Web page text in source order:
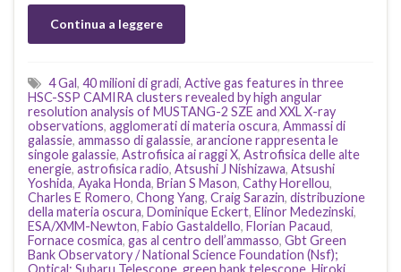
Continua a leggere
4 Gal, 40 milioni di gradi, Active gas features in three
HSC-SSP CAMIRA clusters revealed by high angular
resolution analysis of MUSTANG-2 SZE and XXL X-ray
observations, agglomerati di materia oscura, Ammassi di
galassie, ammasso di galassie, arancione rappresenta le
singole galassie, Astrofisica ai raggi X, Astrofisica delle alte
energie, astrofisica radio, Atsushi J Nishizawa, Atsushi
Yoshida, Ayaka Honda, Brian S Mason, Cathy Horellou,
Charles E Romero, Chong Yang, Craig Sarazin, distribuzione
della materia oscura, Dominique Eckert, Elinor Medezinski,
ESA/XMM-Newton, Fabio Gastaldello, Florian Pacaud,
Fornace cosmica, gas al centro dell’ammasso, Gbt Green
Bank Observatory / National Science Foundation (Nsf);
Optical: Subaru Telescope green bank telescope Hiroki